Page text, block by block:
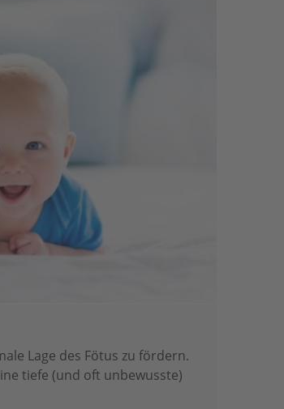
Lage des Fötus zu fördern.
tiefe (und oft unbewusste)